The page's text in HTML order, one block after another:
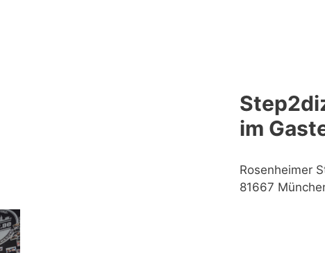
im
Rosenheimer
81667